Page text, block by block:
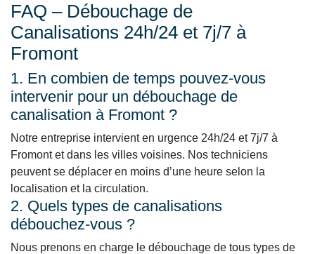
FAQ – Débouchage de
Canalisations 24h/24 et 7j/7 à
Fromont
1. En combien de temps pouvez-vous
intervenir pour un débouchage de
canalisation à Fromont ?
Notre entreprise intervient en urgence 24h/24 et 7j/7 à
Fromont et dans les villes voisines. Nos techniciens
peuvent se déplacer en moins d’une heure selon la
localisation et la circulation.
2. Quels types de canalisations
débouchez-vous ?
Nous prenons en charge le débouchage de tous types de